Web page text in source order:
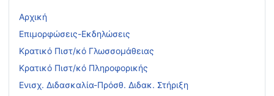
Αρχική
Επιμορφώσεις-Εκδηλώσεις
Κρατικό Πιστ/κό Γλωσσομάθειας
Κρατικό Πιστ/κό Πληροφορικής
Ενισχ. Διδασκαλία-Πρόσθ. Διδακ. Στήριξη